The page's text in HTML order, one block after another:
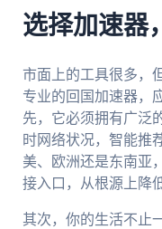
选择加速器
市面上的工具很多，
专业的回国加速器，
先，它必须拥有广泛
时网络状况，智能推
美、欧洲还是东南亚
接入口，从根源上降
其次，你的生活不止